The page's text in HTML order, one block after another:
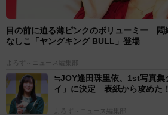
目の前に迫る薄ピンクのボリューミー
なしこ「ヤングキング BULL」登場
よろず～ニュース編集部
≒JOY逢田珠里依、1st写真集
イ」に決定 表紙から攻めた
よろず～ニュース編集部